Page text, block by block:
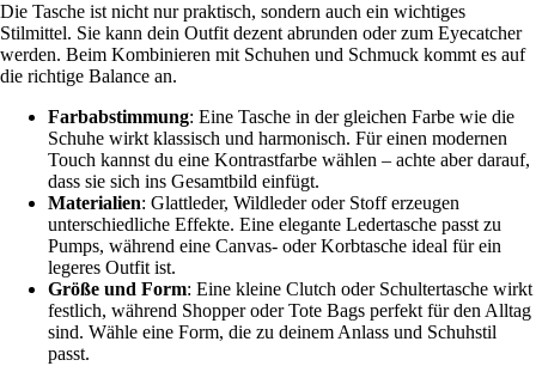
Die Tasche ist nicht nur praktisch, sondern auch ein wichtiges
Stilmittel. Sie kann dein Outfit dezent abrunden oder zum Eyecatcher
werden. Beim Kombinieren mit Schuhen und Schmuck kommt es auf
die richtige Balance an.
Farbabstimmung: Eine Tasche in der gleichen Farbe wie die
Schuhe wirkt klassisch und harmonisch. Für einen modernen
Touch kannst du eine Kontrastfarbe wählen – achte aber darauf,
dass sie sich ins Gesamtbild einfügt.
Materialien: Glattleder, Wildleder oder Stoff erzeugen
unterschiedliche Effekte. Eine elegante Ledertasche passt zu
Pumps, während eine Canvas- oder Korbtasche ideal für ein
legeres Outfit ist.
Größe und Form: Eine kleine Clutch oder Schultertasche wirkt
festlich, während Shopper oder Tote Bags perfekt für den Alltag
sind. Wähle eine Form, die zu deinem Anlass und Schuhstil
passt.